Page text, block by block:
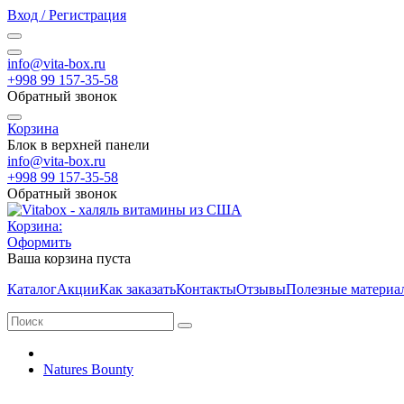
Вход / Регистрация
info@vita-box.ru
+998 99 157-35-58
Обратный звонок
Корзина
Блок в верхней панели
info@vita-box.ru
+998 99 157-35-58
Обратный звонок
Корзина:
Оформить
Ваша корзина пуста
КаталогАкцииКак заказатьКонтактыОтзывыПолезные
Natures Bounty